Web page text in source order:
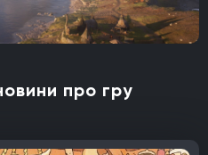
про гру